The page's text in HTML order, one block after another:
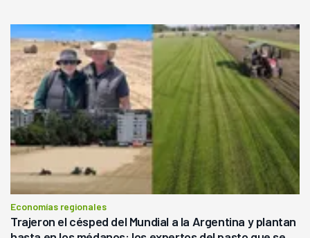
Economías regionales
Trajeron el césped del Mundial a la Argentina y plantan